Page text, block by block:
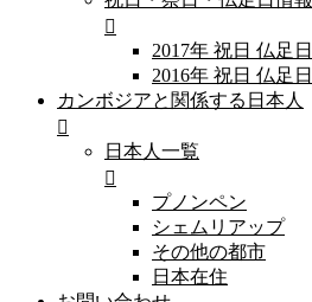
2017年 祝日 仏足日
2016年 祝日 仏足日
カンボジアと関係する日本人
日本人一覧
プノンペン
シェムリアップ
その他の都市
日本在住